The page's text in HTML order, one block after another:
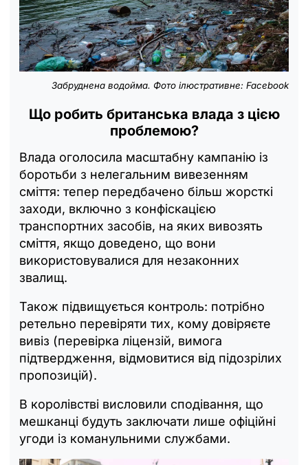
Забруднена водойма. Фото ілюстративне: Facebook
Що робить британська влада з цією
проблемою?
Влада оголосила масштабну кампанію із
боротьби з нелегальним вивезенням
сміття: тепер передбачено більш жорсткі
заходи, включно з конфіскацією
транспортних засобів, на яких вивозять
сміття, якщо доведено, що вони
використовувалися для незаконних
звалищ.
Також підвищується контроль: потрібно
ретельно перевіряти тих, кому довіряєте
вивіз (перевірка ліцензій, вимога
підтвердження, відмовитися від підозрілих
пропозицій).
В королівстві висловили сподівання, що
мешканці будуть заключати лише офіційні
угоди із команульними службами.